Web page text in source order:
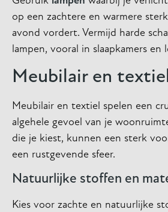
op een zachtere en warmere
avond vordert. Vermijd harde
lampen, vooral in slaapkamers en
Meubilair en
Meubilair en textiel spelen een
algehele gevoel van je
die je kiest, kunnen een sterk
een rustgevende sfeer.
Natuurlijke stoffen en
Kies voor zachte en natuurlijke